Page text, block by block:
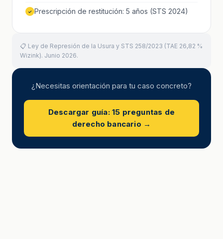
✓ Prescripción de restitución: 5 años (STS 2024)
📋 Ley de Represión de la Usura y STS 258/2023 (TAE 26,82 %
Wizink). Junio 2026.
¿Necesitas orientación para tu caso concreto?
Descargar guía: 15 preguntas de
derecho bancario →